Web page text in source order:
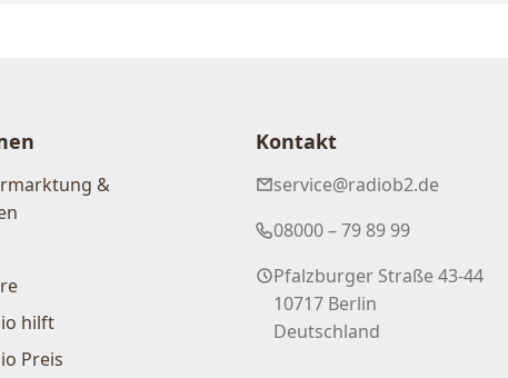
&
hilft
Preis
Kontakt
service@radiob2.de
08000 – 79 89 99
Pfalzburger Straße 43-44
10717 Berlin
Deutschland